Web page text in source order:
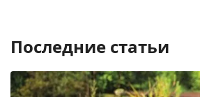
Последние статьи